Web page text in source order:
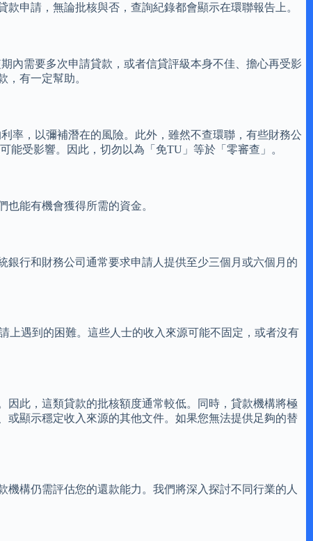
申請，無論批核與否，查詢紀錄都會顯示在環聯報告上。
內需要多次申請貸款，或者信貸評級本身不佳、擔心再受影
有一定幫助。
率，以彌補潛在的風險。此外，雖然不查環聯，有些財務公
受影響。因此，切勿以為「免TU」等於「零審查」。
能有機會獲得所需的資金。
銀行和財務公司通常要求申請人提供至少三個月或六個月的
上遇到的困難。這些人士的收入來源可能不固定，或者沒有
此，這類貸款的批核額度通常較低。同時，貸款機構將極
顯示穩定收入來源的其他文件。如果您無法提供足夠的替
構仍需評估您的還款能力。我們將深入探討不同行業的人